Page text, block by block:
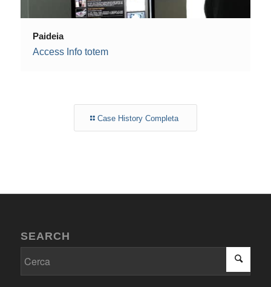
Paideia
Access Info totem
Case History Completa
SEARCH